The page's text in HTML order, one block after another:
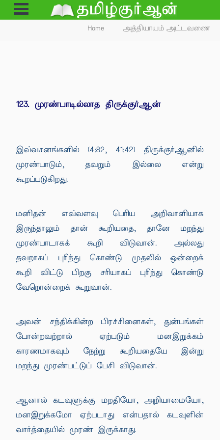
Open
Menu
Home அத்தியாயம் அட்டவணை
123. முரண்பாடில்லாத திருக்குர்ஆன்
இவ்வசனங்களில் (4:82, 41:42) திருக்குர்ஆனில்
முரண்பாடும், தவறும் இல்லை என்று
கூறப்படுகிறது.
மனிதன் எவ்வளவு பெரிய அறிவாளியாக
இருந்தாலும் தான் கூறியதை, தானே மறந்து
முரண்பாடாகக் கூறி விடுவான். அல்லது
தவறாகப் புரிந்து கொண்டு முதலில் ஒன்றைக்
கூறி விட்டு பிறகு சரியாகப் புரிந்து கொண்டு
வேறொன்றைக் கூறுவான்.
அவன் சந்திக்கின்ற பிரச்சினைகள், துன்பங்கள்
போன்றவற்றால் ஏற்படும் மனஇறுக்கம்
காரணமாகவும் நேற்று கூறியதையே இன்று
மறந்து முரண்பட்டுப் பேசி விடுவான்.
ஆனால் கடவுளுக்கு மறதியோ, அறியாமையோ,
மனஇறுக்கமோ ஏற்படாது என்பதால் கடவுளின்
வார்த்தையில் முரண் இருக்காது.